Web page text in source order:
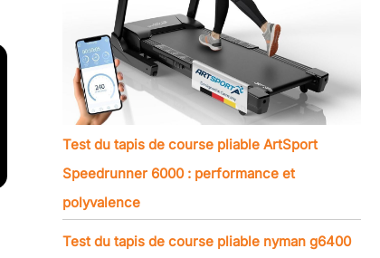
Test du tapis de course pliable ArtSport
Speedrunner 6000 : performance et
polyvalence
Test du tapis de course pliable nyman g6400